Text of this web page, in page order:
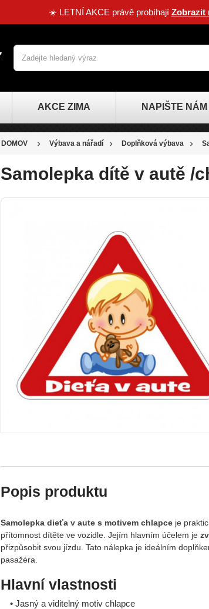
☀️ LETNÍ AKCE právě probíhají Zobrazit
AKCE ZIMA NAPIŠTE NÁM
DOMOV Výbava a nářadí Doplňková výbava
Samolepka dítě v autě /
Popis produktu
Samolepka dieťa v aute s motivem chlapceje
přítomnost dítěte ve vozidle. Jejím hlavním účelem je
přizpůsobit svou jízdu. Tato nálepka je ideálním
pasažéra.
Hlavní vlastnosti
• Jasný a viditelný motiv chlapce